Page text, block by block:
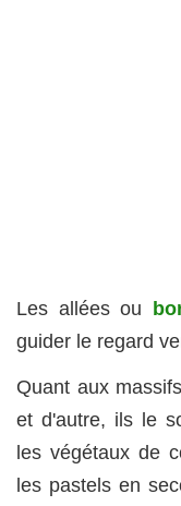
Les allées ou
guider le regard
Quant aux
et d'autre, ils le
les végétaux de
les pastels en